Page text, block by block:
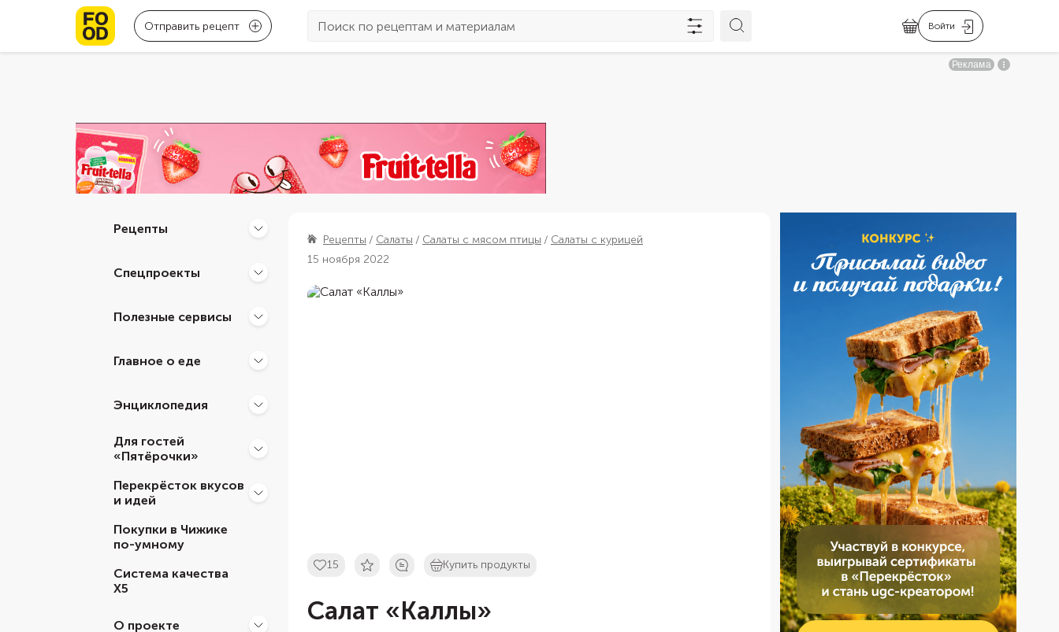
Отправить рецепт Войти
Рецепты
Спецпроекты
Полезные сервисы
Главное о еде
Энциклопедия
Для гостей
«Пятёрочки»
Перекрёсток вкусов
и идей
Покупки в Чижике
по-умному
Система качества
Х5
О проекте
Рецепты Салаты Салаты с мясом птицы
Салаты с курицей
15 ноября 2022
15 Купить продукты
Салат «Каллы»